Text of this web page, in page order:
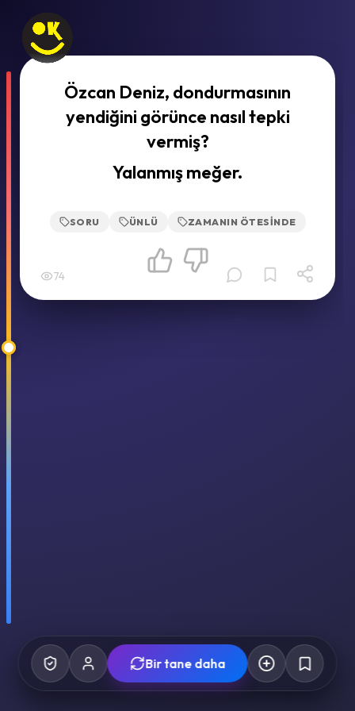
Özcan Deniz, dondurmasının
yendiğini görünce nasıl tepki
vermiş?
Yalanmış meğer.
SORU ÜNLÜ ZAMANIN ÖTESINDE
74
Bir tane daha